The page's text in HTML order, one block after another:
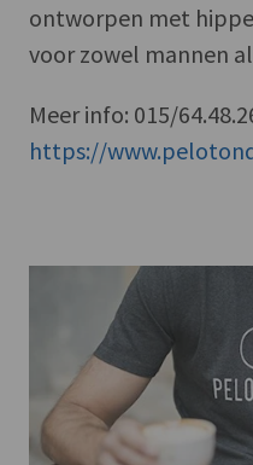
ontworpen met
voor zowel mannen
Meer info: 015/
https://